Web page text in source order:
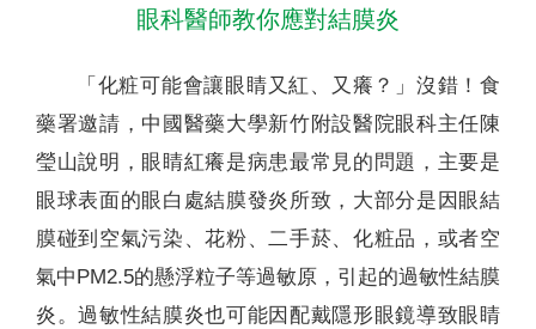
眼科醫師教你應對結膜炎
「化粧可能會讓眼睛又紅、又癢？」沒錯！食
藥署邀請，中國醫藥大學新竹附設醫院眼科主任陳
瑩山說明，眼睛紅癢是病患最常見的問題，主要是
眼球表面的眼白處結膜發炎所致，大部分是因眼結
膜碰到空氣污染、花粉、二手菸、化粧品，或者空
氣中PM2.5的懸浮粒子等過敏原，引起的過敏性結膜
炎。過敏性結膜炎也可能因配戴隱形眼鏡導致眼睛